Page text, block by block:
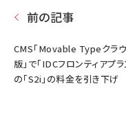
前の記事
CMS「Movable Typeクラ
版」で「IDCフロンティアプラ
の「S2i」の料金を引き下げ